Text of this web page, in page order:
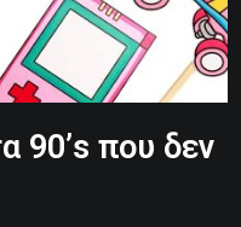
90’s που δεν